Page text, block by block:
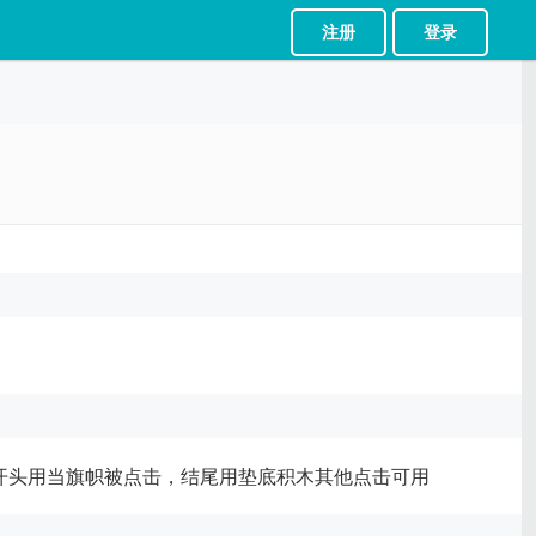
注册 登录
用当旗帜被点击，结尾用垫底积木其他点击可用